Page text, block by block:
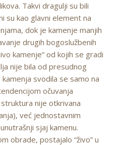
Takvi dragulji su bili
su kao glavni element na
dok je kamenje manjih
drugih bogoslužbenih
kamenje” od kojih se gradi
nije bila od presudnog
svodila se samo na
očuvanja
nije otkrivana
već jednostavnim
sjaj kamenu.
obrade, postajalo “živo” u